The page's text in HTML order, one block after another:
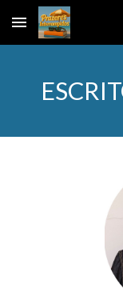
Skip to main content